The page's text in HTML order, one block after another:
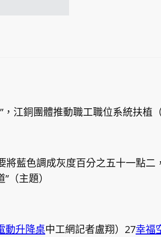
，江銅團體推動職工職位系統扶植（
將藍色調成灰度百分之五十一點二
（主題）
動升降桌中工網記者盧翔）27幸福